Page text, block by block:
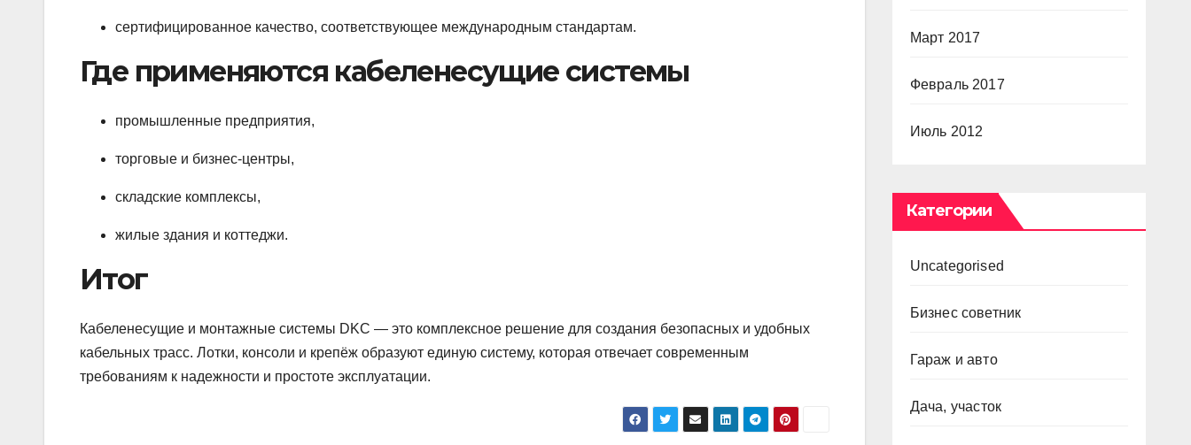
сертифицированное качество, соответствующее международным стандартам.
Где применяются кабеленесущие системы
промышленные предприятия,
торговые и бизнес-центры,
складские комплексы,
жилые здания и коттеджи.
Итог
Кабеленесущие и монтажные системы DKC — это комплексное решение для создания безопасных и удобных
кабельных трасс. Лотки, консоли и крепёж образуют единую систему, которая отвечает современным
требованиям к надежности и простоте эксплуатации.
Март 2017
Февраль 2017
Июль 2012
Категории
Uncategorised
Бизнес советник
Гараж и авто
Дача, участок